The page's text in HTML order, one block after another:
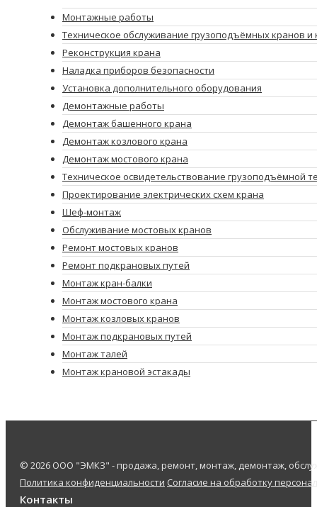
Монтажные работы
Техническое обслуживание грузоподъёмных кранов и
Реконструкция крана
Наладка приборов безопасности
Установка дополнительного оборудования
Демонтажные работы
Демонтаж башенного крана
Демонтаж козлового крана
Демонтаж мостового крана
Техническое освидетельствование грузоподъёмной
Проектирование электрических схем крана
Шеф-монтаж
Обслуживание мостовых кранов
Ремонт мостовых кранов
Ремонт подкрановых путей
Монтаж кран-балки
Монтаж мостового крана
Монтаж козловых кранов
Монтаж подкрановых путей
Монтаж талей
Монтаж крановой эстакады
© 2026 ООО "ЭМКЗ" - продажа, ремонт, монтаж, демонтаж,
Политика конфиденциальности Согласие на обработку
Контакты